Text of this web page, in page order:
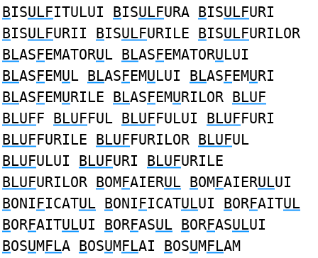
BISULFITULUI BISULFURA BISULFURI
BISULFURII BISULFURILE BISULFURILOR
BLASFEMATORUL BLASFEMATORULUI
BLASFEMUL BLASFEMULUI BLASFEMURI
BLASFEMURILE BLASFEMURILOR BLUF
BLUFF BLUFFUL BLUFFULUI BLUFFURI
BLUFFURILE BLUFFURILOR BLUFUL
BLUFULUI BLUFURI BLUFURILE
BLUFURILOR BOMFAIERUL BOMFAIERULUI
BONIFICATUL BONIFICATULUI BORFAITUL
BORFAITULUI BORFASUL BORFASULUI
BOSUMFLA BOSUMFLAI BOSUMFLAM